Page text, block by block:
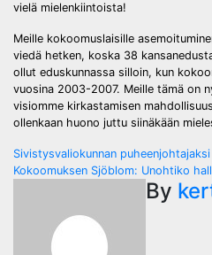
vielä mielenkiintoista!
Meille kokoomuslaisille
viedä hetken, koska 38
ollut eduskunnassa silloin, kun
vuosina 2003-2007. Meille tämä on
visiomme kirkastamisen
ollenkaan huono juttu siinäkään
Post
navigation
Sivistysvaliokunnan
Kokoomuksen Sjöblom: Unohtiko
By